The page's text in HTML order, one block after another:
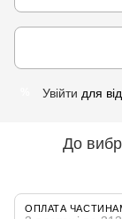
Увійти для
До
ОПЛАТА